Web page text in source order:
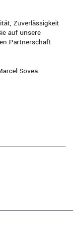
Zuverlässigkeit
auf unsere
Partnerschaft.
Sovea.